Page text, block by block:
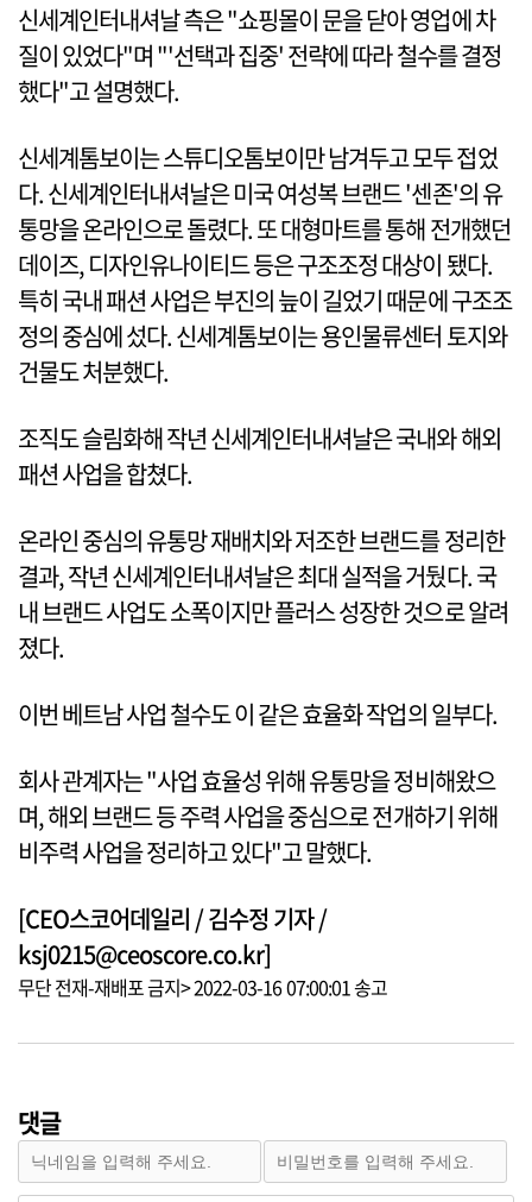
신세계인터내셔날 측은 "쇼핑몰이 문을 닫아 영업에 차
질이 있었다"며 "'선택과 집중' 전략에 따라 철수를 결정
했다"고 설명했다.
신세계톰보이는 스튜디오톰보이만 남겨두고 모두 접었
다. 신세계인터내셔날은 미국 여성복 브랜드 '센존'의 유
통망을 온라인으로 돌렸다. 또 대형마트를 통해 전개했던
데이즈, 디자인유나이티드 등은 구조조정 대상이 됐다.
특히 국내 패션 사업은 부진의 늪이 길었기 때문에 구조조
정의 중심에 섰다. 신세계톰보이는 용인물류센터 토지와
건물도 처분했다.
조직도 슬림화해 작년 신세계인터내셔날은 국내와 해외
패션 사업을 합쳤다.
온라인 중심의 유통망 재배치와 저조한 브랜드를 정리한
결과, 작년 신세계인터내셔날은 최대 실적을 거뒀다. 국
내 브랜드 사업도 소폭이지만 플러스 성장한 것으로 알려
졌다.
이번 베트남 사업 철수도 이 같은 효율화 작업의 일부다.
회사 관계자는 "사업 효율성 위해 유통망을 정비해왔으
며, 해외 브랜드 등 주력 사업을 중심으로 전개하기 위해
비주력 사업을 정리하고 있다"고 말했다.
[CEO스코어데일리 / 김수정 기자 /
ksj0215@ceoscore.co.kr]
무단 전재-재배포 금지> 2022-03-16 07:00:01 송고
댓글